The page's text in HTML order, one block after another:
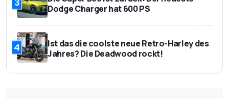
Dodge Charger hat 600 PS
4
Ist das die coolste neue Retro-Harley des
Jahres? Die Deadwood rockt!